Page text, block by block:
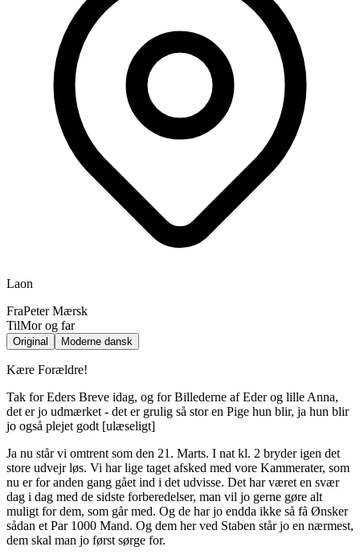
Laon
FraPeter Mærsk
TilMor og far
Original Moderne dansk
Kære Forældre!
Tak for Eders Breve idag, og for Billederne af Eder og lille Anna,
det er jo udmærket - det er grulig så stor en Pige hun blir, ja hun blir
jo også plejet godt [ulæseligt]
Ja nu står vi omtrent som den 21. Marts. I nat kl. 2 bryder igen det
store udvejr løs. Vi har lige taget afsked med vore Kammerater, som
nu er for anden gang gået ind i det udvisse. Det har været en svær
dag i dag med de sidste forberedelser, man vil jo gerne gøre alt
muligt for dem, som går med. Og de har jo endda ikke så få Ønsker
sådan et Par 1000 Mand. Og dem her ved Staben står jo en nærmest,
dem skal man jo først sørge for.